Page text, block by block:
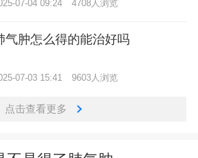
07-04 09:24 4708人浏览
气肿怎么得的能治好吗
07-03 15:41 9603人浏览
点击查看更多